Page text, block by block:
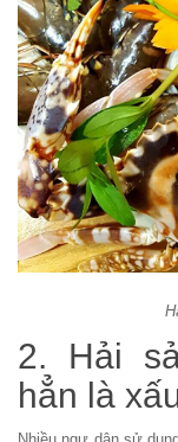
2. Hải
hẳn là